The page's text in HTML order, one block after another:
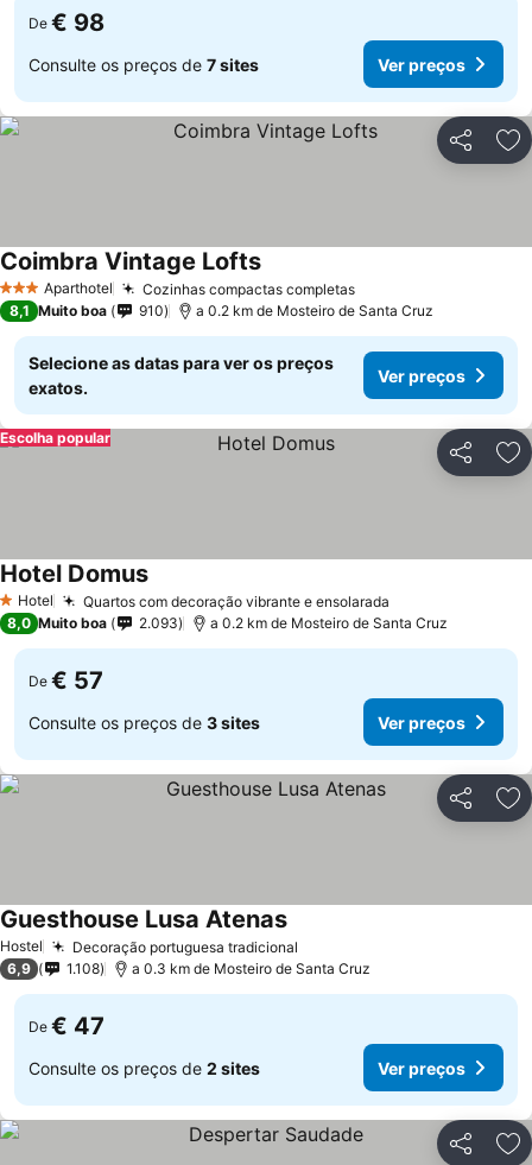
De € 98
Consulte os preços de 7 sites Ver preços
Partilhar
3 EstrelasAparthotel Cozinhas compactas completasVer preços
Coimbra Vintage LoftsVer preços
8,1 Muito boa 910 a 0.2 km de Mosteiro de Santa Cruz
Selecione as datas para ver os preços
exatos.
Ver preços
Partilhar
Escolha popular
1 Estrelas
Hotel Quartos com decoração vibrante e ensolarada
Hotel DomusVer preços
8,0 Muito boa 2.093 a 0.2 km de Mosteiro de Santa Cruz
De € 57
Consulte os preços de 3 sites Ver preços
Partilhar
Hostel Decoração portuguesa tradicional
Guesthouse Lusa AtenasVer preços
6,9 1.108 a 0.3 km de Mosteiro de Santa Cruz
De € 47
Consulte os preços de 2 sites Ver preços
Partilhar